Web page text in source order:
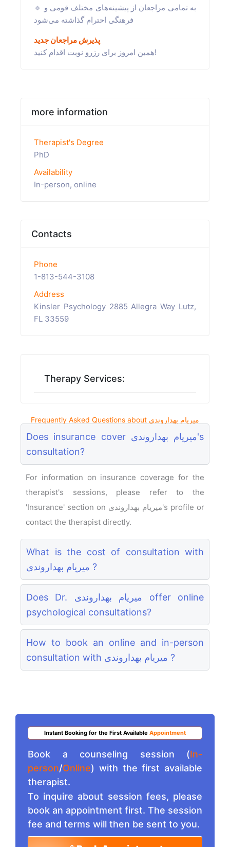
🔹 به تمامی مراجعان از پیشینه‌های مختلف قومی و
فرهنگی احترام گذاشته می‌شود
پذیرش مراجعان جدید
همین امروز برای رزرو نوبت اقدام کنید!
more information
Therapist's Degree
PhD
Availability
In-person, online
Contacts
Phone
1-813-544-3108
Address
Kinsler Psychology 2885 Allegra Way Lutz,
FL 33559
Therapy Services:
Frequently Asked Questions about میریام بهداروندی
Does insurance cover میریام بهداروندی's
consultation?
For information on insurance coverage for the
therapist's sessions, please refer to the
'Insurance' section on میریام بهداروندی's profile or
contact the therapist directly.
What is the cost of consultation with
میریام بهداروندی ?
Does Dr. میریام بهداروندی offer online
psychological consultations?
How to book an online and in-person
consultation with میریام بهداروندی ?
Instant Booking for the First Available Appointment
Book a counseling session (In-
person/Online) with the first available
therapist.
To inquire about session fees, please
book an appointment first. The session
fee and terms will then be sent to you.